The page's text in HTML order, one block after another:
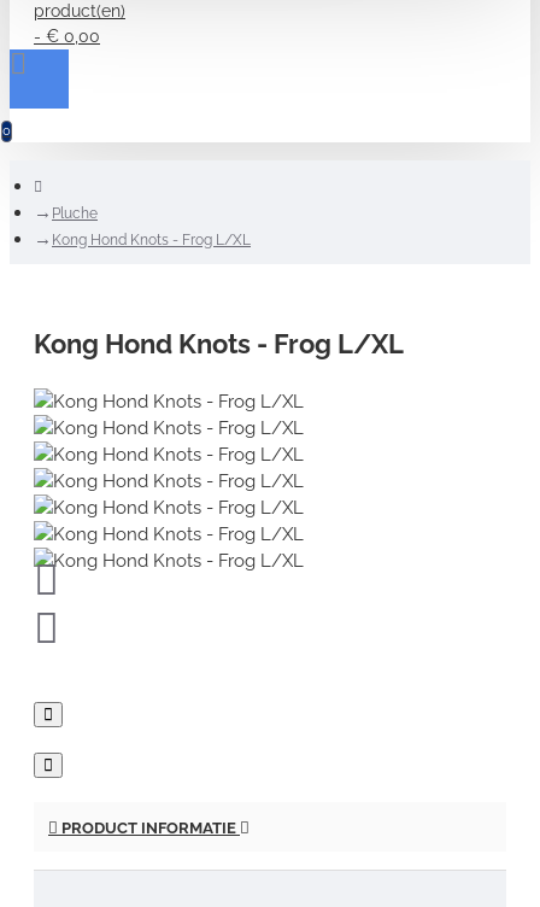
product(en)
- € 0,00
0
Pluche
Kong Hond Knots - Frog L/XL
Kong Hond Knots - Frog L/XL
PRODUCT INFORMATIE